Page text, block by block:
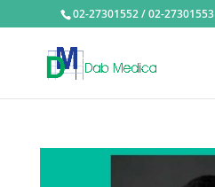
02-27301552 / 02-27301553